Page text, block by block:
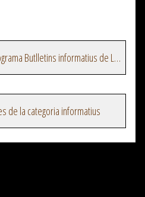
Veure més episodis del programa Butlletins informatius de La Xarxa
de la categoria informatius